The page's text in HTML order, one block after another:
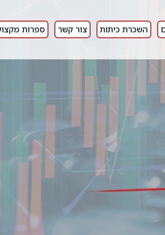
השכרת כיתות צור קשר ספרות